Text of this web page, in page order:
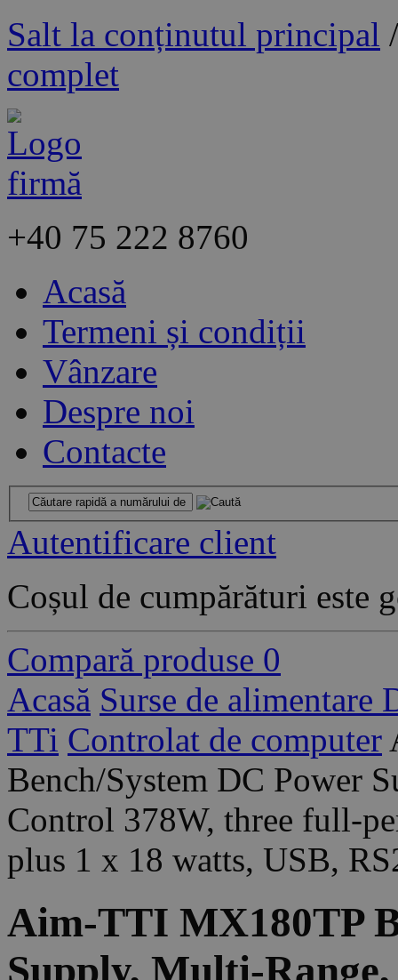
Salt la conținutul principal
complet
+40 75 222 8760
Acasă
Termeni și condiții
Vânzare
Despre noi
Contacte
Autentificare client
Coșul de cumpărături este
Compară produse 0
Acasă Surse de alimentare
TTi Controlat de computer
Bench/System DC Power
Control 378W, three full-
plus 1 x 18 watts, USB,
Aim-TTI MX180TP
Supply, Multi-